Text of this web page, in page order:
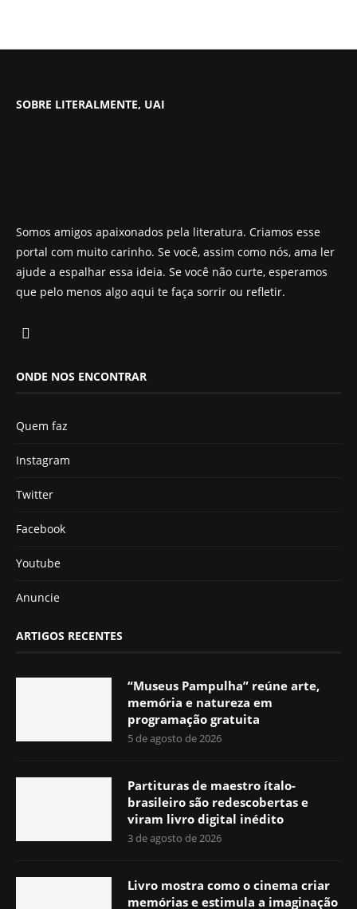
SOBRE LITERALMENTE, UAI
Somos amigos apaixonados pela literatura. Criamos esse
portal com muito carinho. Se você, assim como nós, ama ler
ajude a espalhar essa ideia. Se você não curte, esperamos
que pelo menos algo aqui te faça sorrir ou refletir.
ONDE NOS ENCONTRAR
Quem faz
Instagram
Twitter
Facebook
Youtube
Anuncie
ARTIGOS RECENTES
“Museus Pampulha” reúne arte,
memória e natureza em
programação gratuita
5 de agosto de 2026
Partituras de maestro ítalo-
brasileiro são redescobertas e
viram livro digital inédito
3 de agosto de 2026
Livro mostra como o cinema criar
memórias e estimula a imaginação